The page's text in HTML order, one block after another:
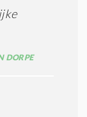
DORPE